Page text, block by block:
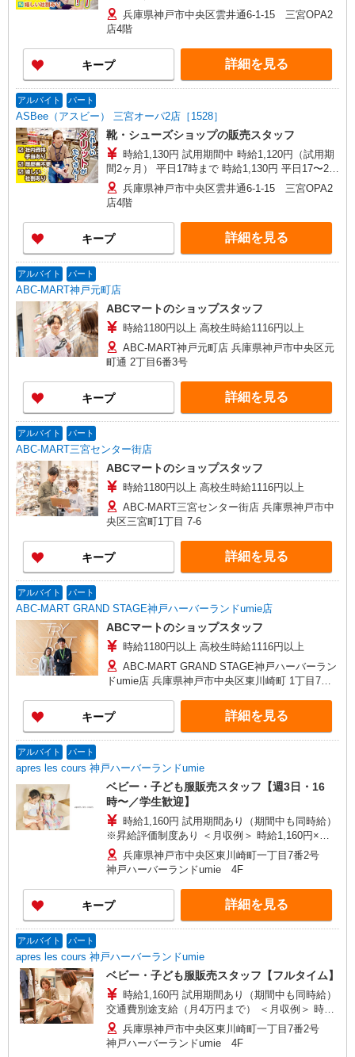
時まで 時給1,130円 平日20時〜 時給1,130円 日・
祝17時まで 時給1,130円 日・祝17〜20時まで 時給
1,130円 日・祝20時〜 時給1,130円 ※資格・経験
による
兵庫県神戸市中央区雲井通6-1-15 三宮OPA2
店4階
キープ 詳細を見る
アルバイト パート
ASBee（アスビー） 三宮オーパ2店［1528］
靴・シューズショップの販売スタッフ
時給1,130円 試用期間中 時給1,120円（試用期
間2ヶ月） 平日17時まで 時給1,130円 平日17〜20
時まで 時給1,130円 平日20時〜 時給1,130円 日・
祝17時まで 時給1,130円 日・祝17〜20時まで 時給
1,130円 日・祝20時〜 時給1,130円 ※資格・経験
による
兵庫県神戸市中央区雲井通6-1-15 三宮OPA2
店4階
キープ 詳細を見る
アルバイト パート
ABC-MART神戸元町店
ABCマートのショップスタッフ
時給1180円以上 高校生時給1116円以上
ABC-MART神戸元町店 兵庫県神戸市中央区元
町通 2丁目6番3号
キープ 詳細を見る
アルバイト パート
ABC-MART三宮センター街店
ABCマートのショップスタッフ
時給1180円以上 高校生時給1116円以上
ABC-MART三宮センター街店 兵庫県神戸市中
央区三宮町1丁目 7-6
キープ 詳細を見る
アルバイト パート
ABC-MART GRAND STAGE神戸ハーバーランドumie店
ABCマートのショップスタッフ
時給1180円以上 高校生時給1116円以上
ABC-MART GRAND STAGE神戸ハーバーラン
ドumie店 兵庫県神戸市中央区東川崎町 1丁目7番2
キープ 詳細を見る
アルバイト パート
apres les cours 神戸ハーバーランドumie
ベビー・子ども服販売スタッフ【週3日・16
時〜／学生歓迎】
時給1,160円 試用期間あり（期間中も同時給）
※昇給評価制度あり ＜月収例＞ 時給1,160円×実
働5時間勤務×月12日＝69,600円
兵庫県神戸市中央区東川崎町一丁目7番2号
神戸ハーバーランドumie 4F
キープ 詳細を見る
アルバイト パート
apres les cours 神戸ハーバーランドumie
ベビー・子ども服販売スタッフ【フルタイム】
時給1,160円 試用期間あり（期間中も同時給）
交通費別途支給（月4万円まで） ＜月収例＞ 時給
1,160円×実働8時間勤務×月20日＝185,600円
兵庫県神戸市中央区東川崎町一丁目7番2号
神戸ハーバーランドumie 4F